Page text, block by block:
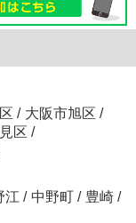
/ 大阪市旭区 /
区 /
江 / 中野町 / 豊崎 /